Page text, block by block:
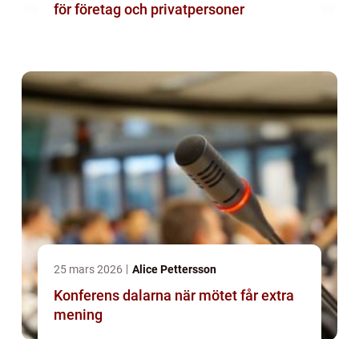
för företag och privatpersoner
25 mars 2026 Alice Pettersson
Konferens dalarna när mötet får extra
mening